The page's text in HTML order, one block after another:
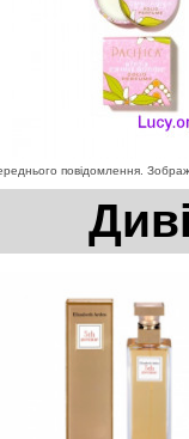
повідомлення.